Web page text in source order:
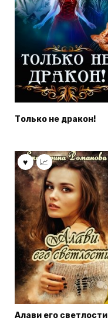
Только не дракон!
Алави его светлости